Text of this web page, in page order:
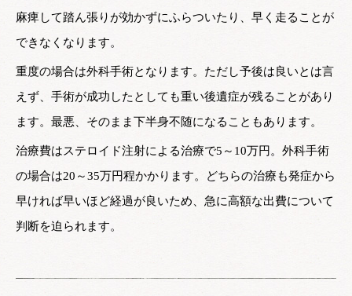
麻痺して踏ん張りが効かずにふらついたり、早く走ることが
できなくなります。
重度の場合は外科手術となります。ただし予後は良いとは言
えず、手術が成功したとしても重い後遺症が残ることがあり
ます。最悪、そのまま下半身不随になることもあります。
治療費はステロイド注射による治療で5～10万円。外科手術
の場合は20～35万円程かかります。どちらの治療も発症から
早ければ早いほど経過が良いため、急に高額な出費について
判断を迫られます。